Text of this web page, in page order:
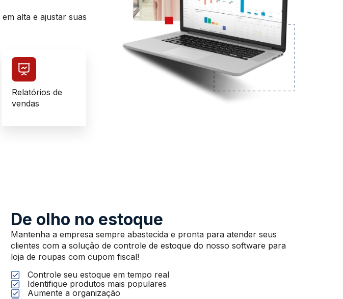
alta e ajustar suas
Relatórios de
vendas
De olho no estoque
Mantenha a empresa sempre abastecida e pronta para atender seus
clientes com a solução de controle de estoque do nosso software para
loja de roupas com cupom fiscal!
Controle seu estoque em tempo real
Identifique produtos mais populares
Aumente a organização